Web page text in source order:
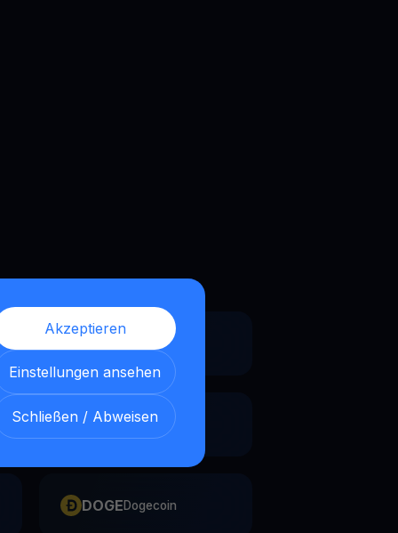
Akzeptieren
Einstellungen ansehen
Schließen / Abweisen
YFIyearn.finance
DOGEDogecoin